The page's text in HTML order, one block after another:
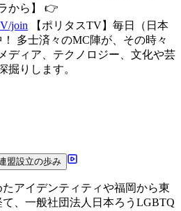
から】 👉
join 【ポリタスTV】毎日（日本
多士済々のMC陣が、その時々
ディア、テクノロジー、文化や芸
掘りします。
盟設立の歩み
アイデンティティや福岡から東
、一般社団法人日本ろうLGBTQ